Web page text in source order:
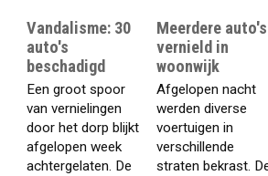
Vandalisme: 30
auto's
beschadigd
Een groot spoor
van vernielingen
door het dorp blijkt
afgelopen week
achtergelaten. De
Meerdere auto's
vernield in
woonwijk
Afgelopen nacht
werden diverse
voertuigen in
verschillende
straten bekrast.